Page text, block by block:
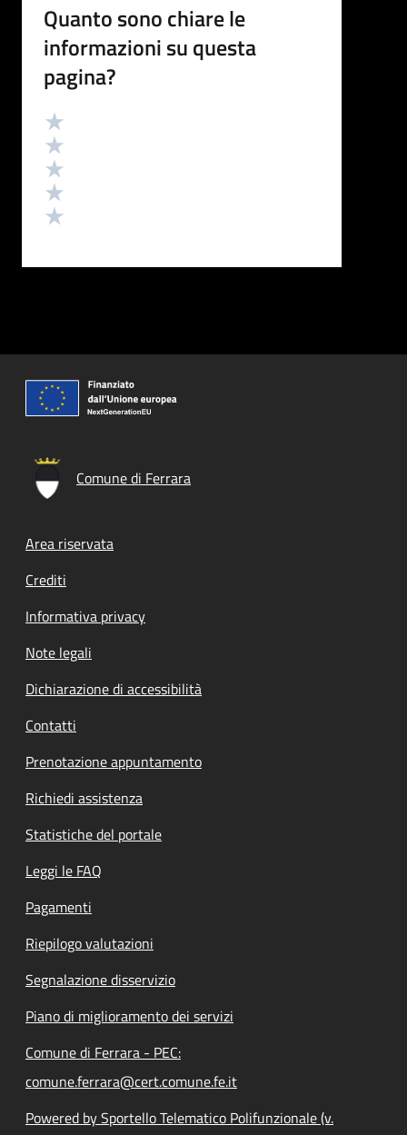
Quanto sono chiare le
informazioni su questa
pagina?
Valutazione
Comune di Ferrara
Footer menu
Area riservata
Crediti
Informativa privacy
Note legali
Dichiarazione di accessibilità
Contatti
Prenotazione appuntamento
Richiedi assistenza
Statistiche del portale
Leggi le FAQ
Pagamenti
Riepilogo valutazioni
Segnalazione disservizio
Piano di miglioramento dei servizi
Comune di Ferrara - PEC:
comune.ferrara@cert.comune.fe.it
Powered by Sportello Telematico Polifunzionale (v.